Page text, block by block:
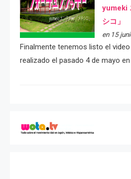
yumeki
シコ」
en 15
Finalmente tenemos listo el
realizado el pasado 4 de mayo